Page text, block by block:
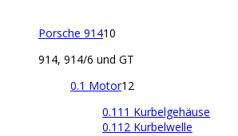
Porsche 91410
914, 914/6 und GT
0.1 Motor12
0.111 Kurbelgehäuse
0.112 Kurbelwelle